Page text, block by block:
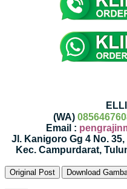
(WA)
Email :
Jl. Kanigoro Gg 4 No.
Kec. Campurdarat,
Original Post Download